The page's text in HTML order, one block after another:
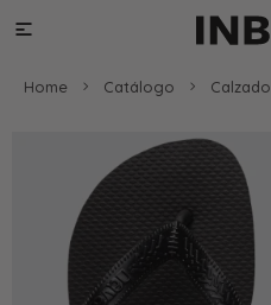

Home Catálogo Calzado